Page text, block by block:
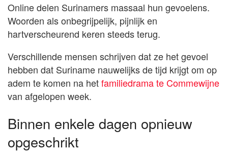
Online delen Surinamers massaal hun gevoelens.
Woorden als onbegrijpelijk, pijnlijk en
hartverscheurend keren steeds terug.
Verschillende mensen schrijven dat ze het gevoel
hebben dat Suriname nauwelijks de tijd krijgt om op
adem te komen na hetfamiliedrama te Commewijne
van afgelopen week.
Binnen enkele dagen opnieuw
opgeschrikt